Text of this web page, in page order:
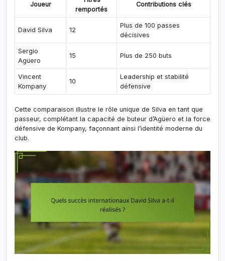
Joueur
remportés
Contributions clés
David Silva 12
Plus de 100 passes
décisives
Sergio
Agüero
15 Plus de 250 buts
Vincent
Kompany
10
Leadership et stabilité
défensive
Cette comparaison illustre le rôle unique de Silva en tant que
passeur, complétant la capacité de buteur d’Agüero et la force
défensive de Kompany, façonnant ainsi l’identité moderne du
club.